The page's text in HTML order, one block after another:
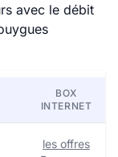
avec le débit
BOX
INTERNET
les offres